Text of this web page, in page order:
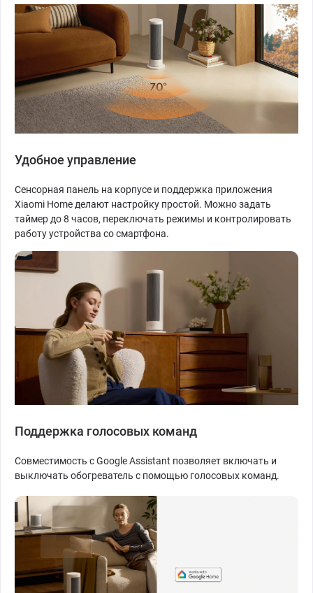
Удобное управление
Сенсорная панель на корпусе и поддержка приложения
Xiaomi Home делают настройку простой. Можно задать
таймер до 8 часов, переключать режимы и контролировать
работу устройства со смартфона.
Поддержка голосовых команд
Совместимость с Google Assistant позволяет включать и
выключать обогреватель с помощью голосовых команд.